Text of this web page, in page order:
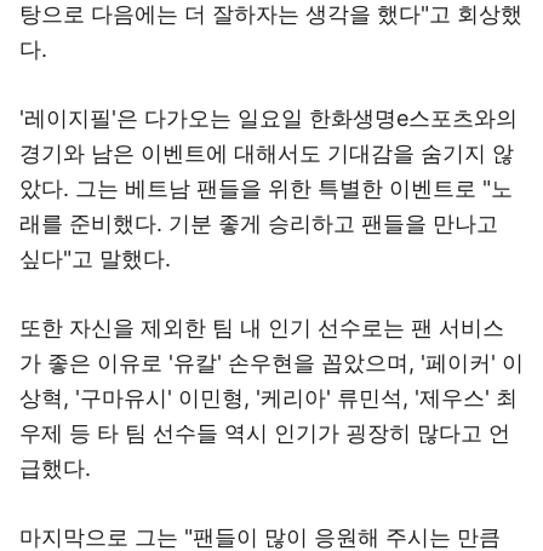
탕으로 다음에는 더 잘하자는 생각을 했다"고 회상했
다.
'레이지필'은 다가오는 일요일 한화생명e스포츠와의
경기와 남은 이벤트에 대해서도 기대감을 숨기지 않
았다. 그는 베트남 팬들을 위한 특별한 이벤트로 "노
래를 준비했다. 기분 좋게 승리하고 팬들을 만나고
싶다"고 말했다.
또한 자신을 제외한 팀 내 인기 선수로는 팬 서비스
가 좋은 이유로 '유칼' 손우현을 꼽았으며, '페이커' 이
상혁, '구마유시' 이민형, '케리아' 류민석, '제우스' 최
우제 등 타 팀 선수들 역시 인기가 굉장히 많다고 언
급했다.
마지막으로 그는 "팬들이 많이 응원해 주시는 만큼